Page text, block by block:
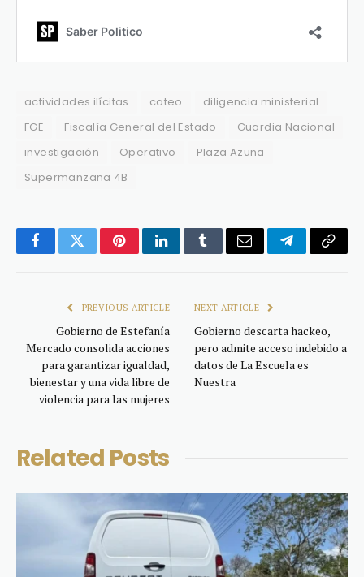
actividades ilícitas cateo
diligencia ministerial
FGE
Fiscalía General del Estado
Guardia Nacional
investigación
Operativo
Plaza Azuna
Supermanzana 4B
FacebookTwitterPinterestLinkedInTumblrEmail TelegramCopy
PREVIOUS ARTICLE
Gobierno de Estefanía
Mercado consolida acciones
para garantizar igualdad,
bienestar y una vida libre de
violencia para las mujeres
NEXT ARTICLE
Gobierno descarta hackeo,
pero admite acceso indebido a
datos de La Escuela es
Nuestra
Related Posts